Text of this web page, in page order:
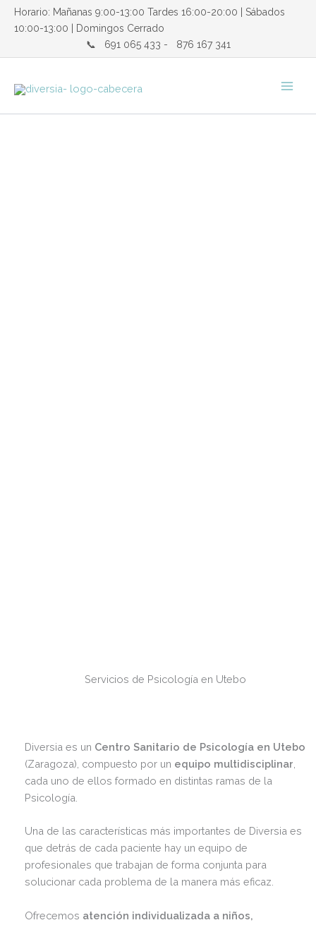
Horario: Mañanas 9:00-13:00 Tardes 16:00-20:00 | Sábados
10:00-13:00 | Domingos Cerrado
📞
691 065 433 - 876 167 341
Servicios de Psicología en Utebo
Diversia es un Centro Sanitario de Psicología en Utebo
(Zaragoza), compuesto por un equipo multidisciplinar
cada uno de ellos formado en distintas ramas de la
Psicología.
Una de las características más importantes de Diversia es
que detrás de cada paciente hay un equipo de
profesionales que trabajan de forma conjunta para
solucionar cada problema de la manera más eficaz.
Ofrecemos atención individualizada a niños,